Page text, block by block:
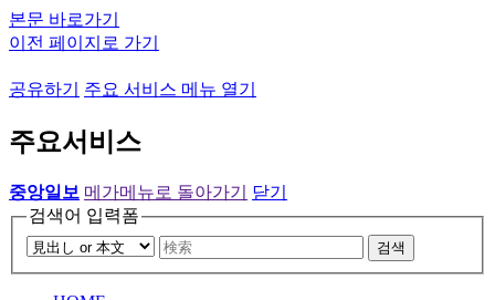
본문 바로가기
이전 페이지로 가기
공유하기 주요 서비스 메뉴 열기
주요서비스
중앙일보 메가메뉴로 돌아가기
닫기
검색어 입력폼
검색